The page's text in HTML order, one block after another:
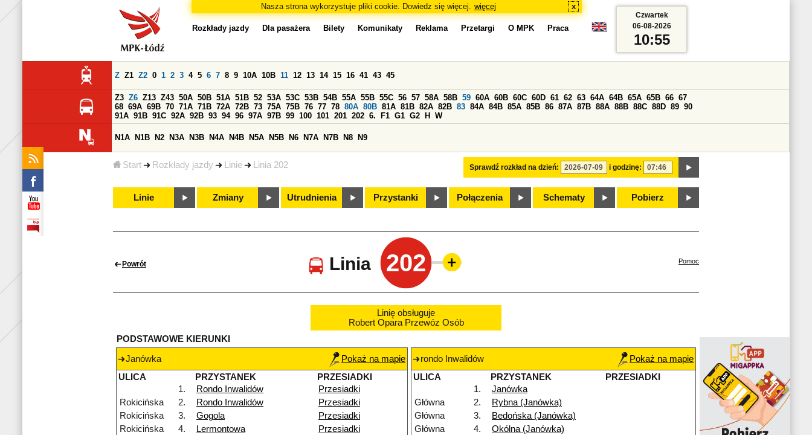
Nasza strona wykorzystuje pliki cookie. Dowiedz się więcej. więcej x
Start Rozkłady jazdy Linie Linia 202
Rozkłady jazdy Dla pasażera Bilety Komunikaty Reklama Przetargi O MPK Praca
Sprawdź rozkład na dzień: i godzinę:
Z Z1 Z2 0 1 2 3 4 5 6 7 8 9 10A 10B 11 12 13 14 15 16 41 43 45
Z3 Z6 Z13 Z43 50A 50B 51A 51B 52 53A 53C 53B 54B 55A 55B 55C 56 57 58A 58B 59 60A 60B 60C 60D 61 62 63 64A 64B 65A 65B 66 67
68 69A 69B 70 71A 71B 72A 72B 73 75A 75B 76 77 78 80A 80B 81A 81B 82A 82B 83 84A 84B 85A 85B 86 87A 87B 88A 88B 88C 88D 89 90
91A 91B 91C 92A 92B 93 94 96 97A 97B 99 100 101 201 202 6. F1 G1 G2 H W
N1A N1B N2 N3A N3B N4A N4B N5A N5B N6 N7A N7B N8 N9
Linie Zmiany Utrudnienia Przystanki Połączenia Schematy Pobierz
Czwartek
06-08-2026
10:55
Powrót Linia 202 Pomoc
Linię obsługuje
Robert Opara Przewóz Osób
PODSTAWOWE KIERUNKI
Janówka
Pokaż na mapie
ULICA
PRZYSTANEK
PRZESIADKI
1.
Rondo Inwalidów
Przesiadki
Rokicińska
2. Rondo Inwalidów
Przesiadki
Rokicińska
3. Gogola
Przesiadki
Rokicińska
4. Lermontowa
Przesiadki
rondo Inwalidów
Pokaż na mapie
ULICA
PRZYSTANEK
PRZESIADKI
1.
Janówka
Główna
2.
Rybna (Janówka)
Główna
3.
Bedońska (Janówka)
Główna
4.
Okólna (Janówka)